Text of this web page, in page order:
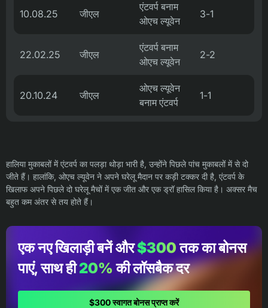
10.08.25 जीएल
एंटवर्प बनाम
ओएच ल्यूवेन
3-1
22.02.25 जीएल
एंटवर्प बनाम
ओएच ल्यूवेन
2-2
20.10.24 जीएल
ओएच ल्यूवेन
बनाम एंटवर्प
1-1
हालिया मुकाबलों में एंटवर्प का पलड़ा थोड़ा भारी है, उन्होंने पिछले पांच मुकाबलों में से दो
जीते हैं। हालांकि, ओएच ल्यूवेन ने अपने घरेलू मैदान पर कड़ी टक्कर दी है, एंटवर्प के
खिलाफ अपने पिछले दो घरेलू मैचों में एक जीत और एक ड्रॉ हासिल किया है। अक्सर मैच
बहुत कम अंतर से तय होते हैं।
एक नए खिलाड़ी बनें और$300तक का बोनस
पाएं, साथ ही20%की लॉसबैक दर
$300 स्वागत बोनस प्राप्त करें